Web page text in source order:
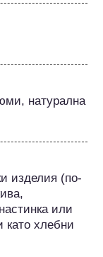
натурална
изделия (по-
или
като хлебни